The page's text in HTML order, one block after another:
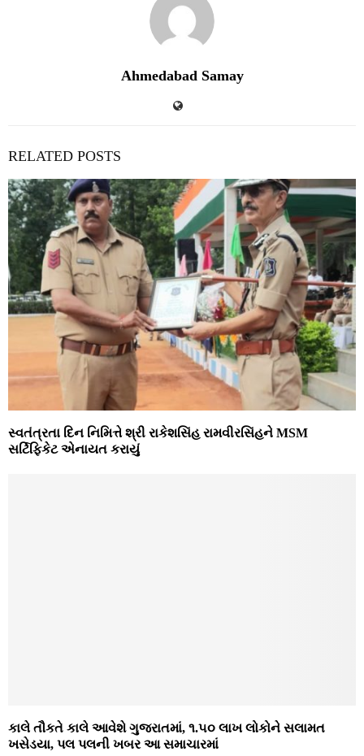
Ahmedabad Samay
RELATED POSTS
સ્વતંત્રતા દિન નિમિત્તે શ્રી રાકેશસિંહ રામવીરસિંહને MSM
સર્ટિફિકેટ એનાયત કરાયું
કાલે તૌકતે કાલે આવેશે ગુજરાતમાં, ૧.૫૦ લાખ લોકોને સલામત
ખસેડયા, પલ પલની ખબર આ સમાચારમાં